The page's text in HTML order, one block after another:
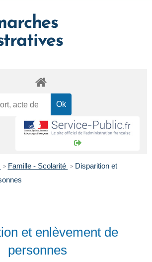
> Famille - Scolarité > Disparition et
et enlèvement de
personnes